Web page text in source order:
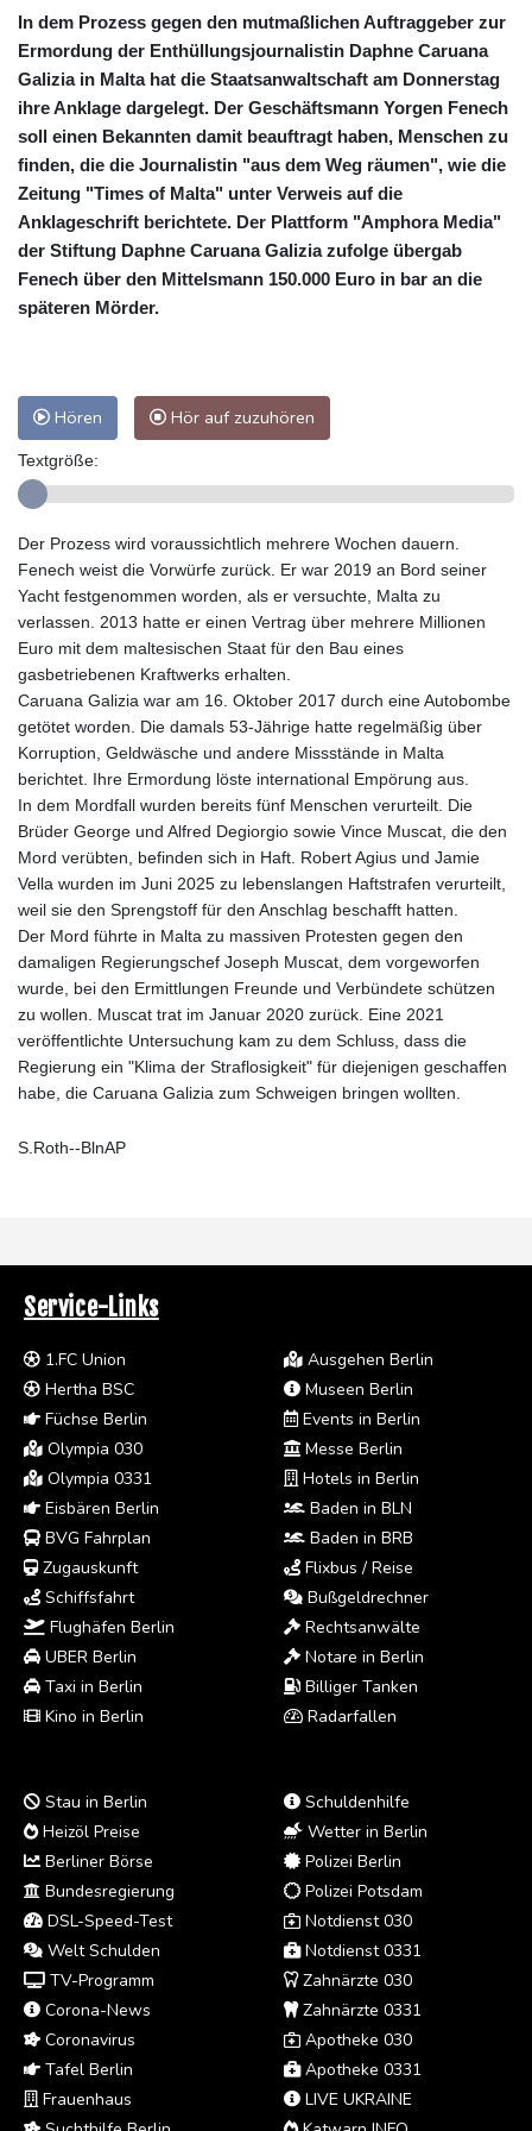
In dem Prozess gegen den mutmaßlichen Auftraggeber zur
Ermordung der Enthüllungsjournalistin Daphne Caruana
Galizia in Malta hat die Staatsanwaltschaft am Donnerstag
ihre Anklage dargelegt. Der Geschäftsmann Yorgen Fenech
soll einen Bekannten damit beauftragt haben, Menschen zu
finden, die die Journalistin "aus dem Weg räumen", wie die
Zeitung "Times of Malta" unter Verweis auf die
Anklageschrift berichtete. Der Plattform "Amphora Media"
der Stiftung Daphne Caruana Galizia zufolge übergab
Fenech über den Mittelsmann 150.000 Euro in bar an die
späteren Mörder.
Hören Hör auf zuzuhören
Textgröße:
Der Prozess wird voraussichtlich mehrere Wochen dauern.
Fenech weist die Vorwürfe zurück. Er war 2019 an Bord seiner
Yacht festgenommen worden, als er versuchte, Malta zu
verlassen. 2013 hatte er einen Vertrag über mehrere Millionen
Euro mit dem maltesischen Staat für den Bau eines
gasbetriebenen Kraftwerks erhalten.
Caruana Galizia war am 16. Oktober 2017 durch eine Autobombe
getötet worden. Die damals 53-Jährige hatte regelmäßig über
Korruption, Geldwäsche und andere Missstände in Malta
berichtet. Ihre Ermordung löste international Empörung aus.
In dem Mordfall wurden bereits fünf Menschen verurteilt. Die
Brüder George und Alfred Degiorgio sowie Vince Muscat, die den
Mord verübten, befinden sich in Haft. Robert Agius und Jamie
Vella wurden im Juni 2025 zu lebenslangen Haftstrafen verurteilt,
weil sie den Sprengstoff für den Anschlag beschafft hatten.
Der Mord führte in Malta zu massiven Protesten gegen den
damaligen Regierungschef Joseph Muscat, dem vorgeworfen
wurde, bei den Ermittlungen Freunde und Verbündete schützen
zu wollen. Muscat trat im Januar 2020 zurück. Eine 2021
veröffentlichte Untersuchung kam zu dem Schluss, dass die
Regierung ein "Klima der Straflosigkeit" für diejenigen geschaffen
habe, die Caruana Galizia zum Schweigen bringen wollten.
S.Roth--BlnAP
Service-Links
1.FC Union
Hertha BSC
Füchse Berlin
Olympia 030
Olympia 0331
Eisbären Berlin
BVG Fahrplan
Zugauskunft
Schiffsfahrt
Flughäfen Berlin
UBER Berlin
Taxi in Berlin
Kino in Berlin
Ausgehen Berlin
Museen Berlin
Events in Berlin
Messe Berlin
Hotels in Berlin
Baden in BLN
Baden in BRB
Flixbus / Reise
Bußgeldrechner
Rechtsanwälte
Notare in Berlin
Billiger Tanken
Radarfallen
Stau in Berlin
Heizöl Preise
Berliner Börse
Bundesregierung
DSL-Speed-Test
Welt Schulden
TV-Programm
Corona-News
Coronavirus
Tafel Berlin
Frauenhaus
Schuldenhilfe
Wetter in Berlin
Polizei Berlin
Polizei Potsdam
Notdienst 030
Notdienst 0331
Zahnärzte 030
Zahnärzte 0331
Apotheke 030
Apotheke 0331
LIVE UKRAINE